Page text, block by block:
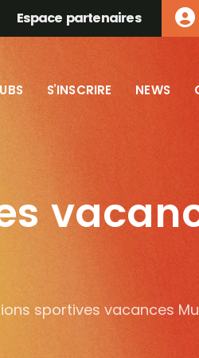
Espace partenaires
S’INSCRIRE NEWS
sportives vacances